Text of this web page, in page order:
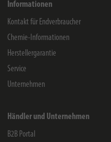
Informationen
Kontakt für Endverbraucher
Chemie-Informationen
Herstellergarantie
Service
Unternehmen
Händler und Unternehmen
B2B Portal